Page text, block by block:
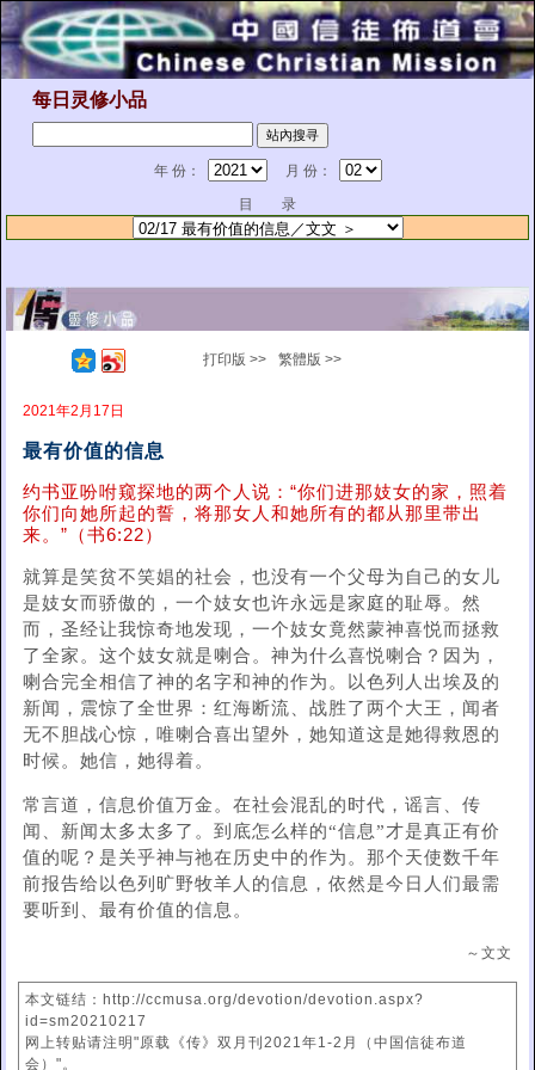
每日灵修小品
年 份：
月 份：
目 录
打印版 >> 繁體版 >>
2021年2月17日
最有价值的信息
约书亚吩咐窥探地的两个人说：“你们进那妓女的家，照着
你们向她所起的誓，将那女人和她所有的都从那里带出
来。”（书6:22）
就算是笑贫不笑娼的社会，也没有一个父母为自己的女儿
是妓女而骄傲的，一个妓女也许永远是家庭的耻辱。然
而，圣经让我惊奇地发现，一个妓女竟然蒙神喜悦而拯救
了全家。这个妓女就是喇合。神为什么喜悦喇合？因为，
喇合完全相信了神的名字和神的作为。以色列人出埃及的
新闻，震惊了全世界：红海断流、战胜了两个大王，闻者
无不胆战心惊，唯喇合喜出望外，她知道这是她得救恩的
时候。她信，她得着。
常言道，信息价值万金。在社会混乱的时代，谣言、传
闻、新闻太多太多了。到底怎么样的“信息”才是真正有价
值的呢？是关乎神与祂在历史中的作为。那个天使数千年
前报告给以色列旷野牧羊人的信息，依然是今日人们最需
要听到、最有价值的信息。
～文文
本文链结：http://ccmusa.org/devotion/devotion.aspx?
id=sm20210217
网上转贴请注明"原载《传》双月刊2021年1-2月（中国信徒布道
会）"。